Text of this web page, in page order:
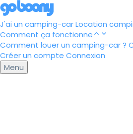
J'ai un camping-carLocation
Comment ça fonctionne
Comment louer un camping-car ?
Créer un compte Connexion
Menu